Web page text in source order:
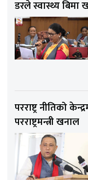
डरले स्वास्थ्य बिमा
परराष्ट्र नीतिको
परराष्ट्रमन्त्री खनाल